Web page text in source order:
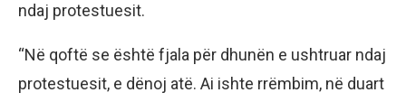
ndaj protestuesit.
“Në qoftë se është fjala për dhunën e ushtruar ndaj
protestuesit, e dënoj atë. Ai ishte rrëmbim, në duart